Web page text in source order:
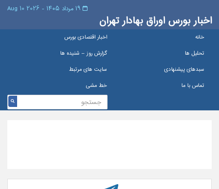
اخبار بورس اوراق بهادار تهران
خانه
اخبار اقتصادی بورس
تحلیل ها
گزارش روز – شنيده ها
سبدهای پیشنهادی
سایت های مرتبط
تماس با ما
خط مشی